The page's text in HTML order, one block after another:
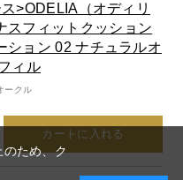
>ODELIA（オディリ
スフィットクッション
ション 02 ナチュラルオ
ィル
ークル
カートに入れる
のため、ク